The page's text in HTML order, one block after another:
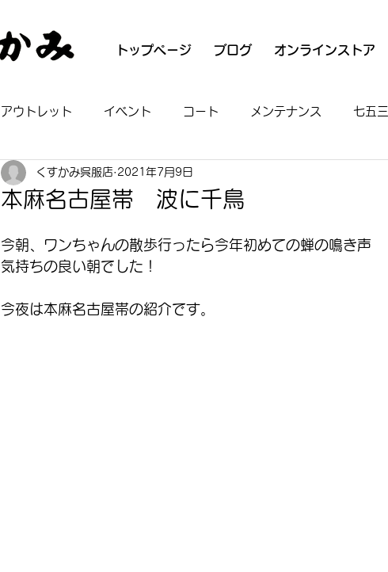
トップページ ブログ オンラインストア
アウトレット イベント コート メンテナンス 七五三
着物 長襦袢 浴衣 魚河岸シャツ
本麻名古屋帯 波に千鳥
くすかみ呉服店 2021年7月9日
今朝、ワンちゃんの散歩行ったら今年初めての蝉の鳴き声
気持ちの良い朝でした！
今夜は本麻名古屋帯の紹介です。